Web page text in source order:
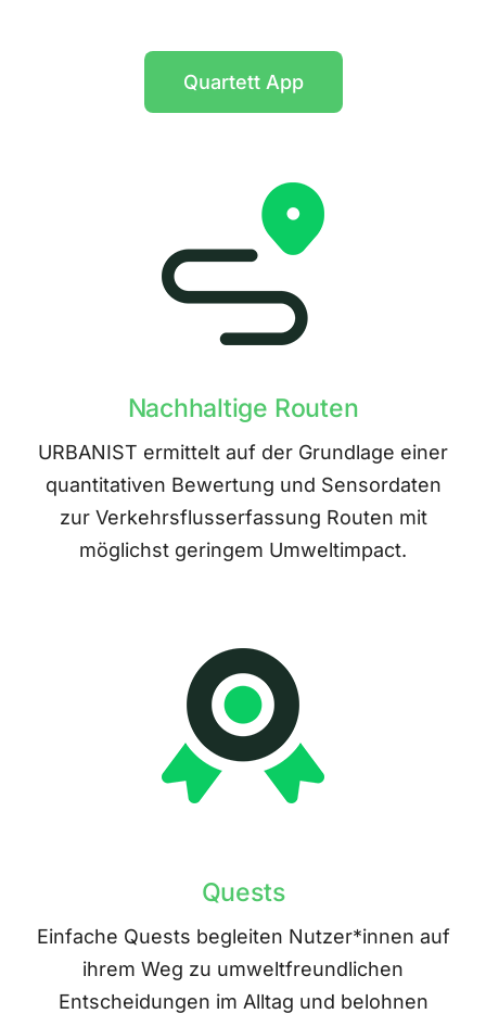
Quartett App
Nachhaltige Routen
URBANIST ermittelt auf der Grundlage einer
quantitativen Bewertung und Sensordaten
zur Verkehrsflusserfassung Routen mit
möglichst geringem Umweltimpact.
Quests
Einfache Quests begleiten Nutzer*innen auf
ihrem Weg zu umweltfreundlichen
Entscheidungen im Alltag und belohnen